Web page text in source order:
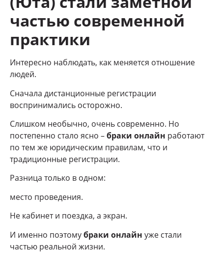
частью современной
практики
Интересно наблюдать, как меняется отношение
людей.
Сначала дистанционные регистрации
воспринимались осторожно.
Слишком необычно, очень современно. Но
постепенно стало ясно –браки онлайн работают
по тем же юридическим правилам, что и
традиционные регистрации.
Разница только в одном:
место проведения.
Не кабинет и поездка, а экран.
И именно поэтомубраки онлайн уже стали
частью реальной жизни.